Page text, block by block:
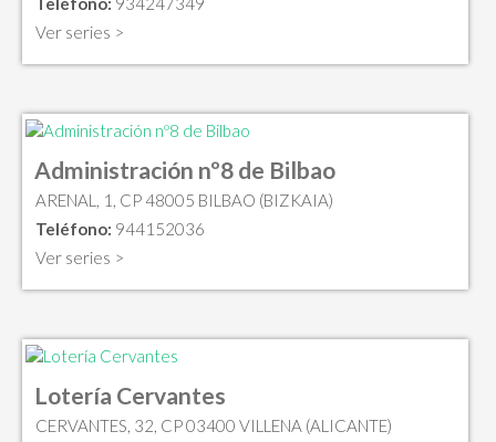
Ver series >
Administración nº8 de Bilbao
ARENAL, 1, CP 48005 BILBAO (BIZKAIA)
Teléfono: 944152036
Ver series >
Lotería Cervantes
CERVANTES, 32, CP 03400 VILLENA (ALICANTE)